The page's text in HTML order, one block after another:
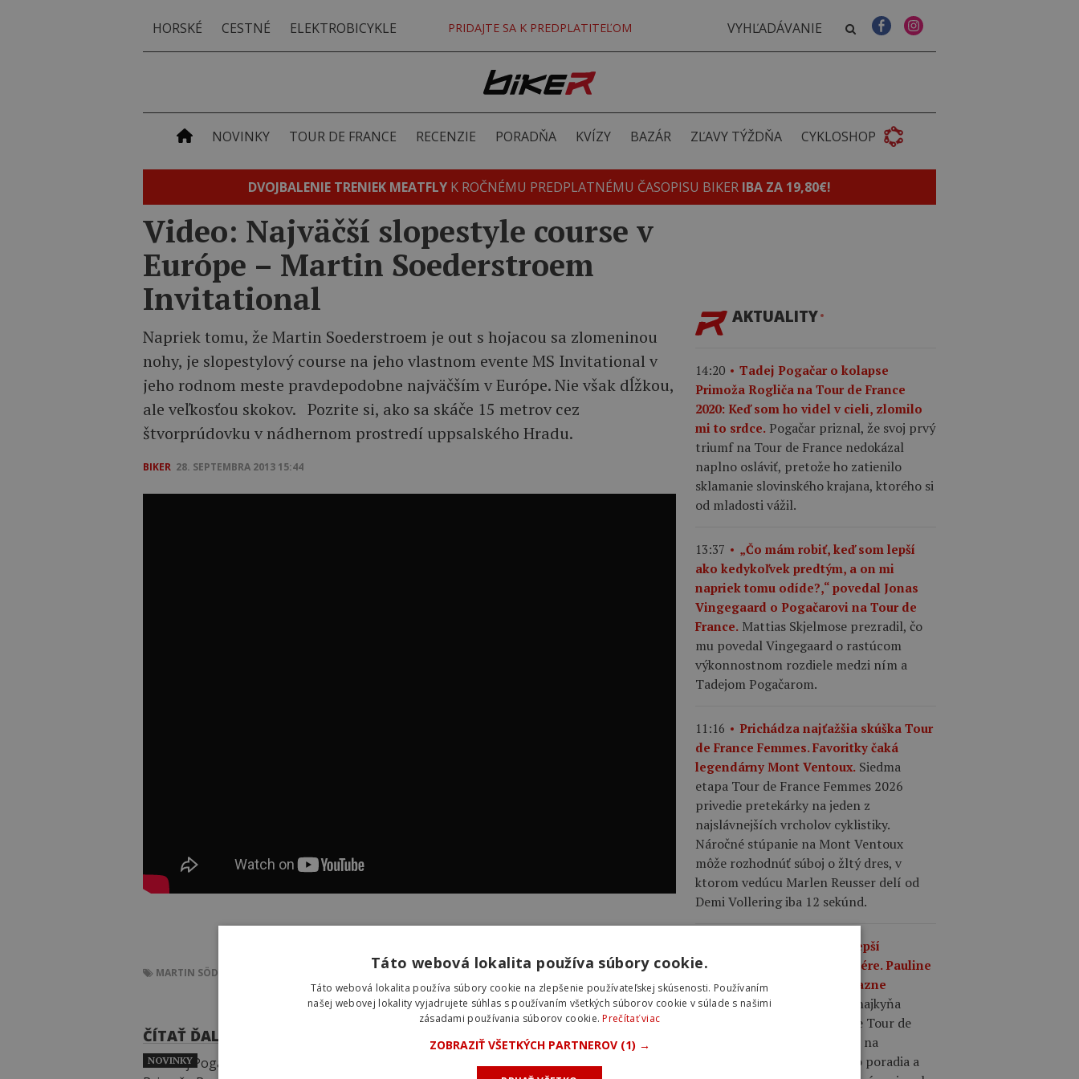
HORSKÉ CESTNÉ ELEKTROBICYKLE PRIDAJTE SA K PREDPLATITEĽOM
NOVINKY TOUR DE FRANCE RECENZIE PORADŇA KVÍZY BAZÁR ZĽAVY TÝŽDŇA CYKLOSHOP
DVOJBALENIE TRENIEK MEATFLY K ROČNÉMU PREDPLATNÉMU ČASOPISU BIKER IBA ZA 19,80€!
Video: Najväčší slopestyle course v
Európe – Martin Soederstroem
Invitational
Napriek tomu, že Martin Soederstroem je out s hojacou sa zlomeninou
nohy, je slopestylový course na jeho vlastnom evente MS Invitational v
jeho rodnom meste pravdepodobne najväčším v Európe. Nie však dĺžkou,
ale veľkosťou skokov. Pozrite si, ako sa skáče 15 metrov cez
štvorprúdovku v nádhernom prostredí uppsalského Hradu.
BIKER 28. SEPTEMBRA 2013 15:44
MARTIN SÖDERSTRÖM MS INVITATIONAL 2013 MS INVITATIONAL UPPSALA
ČÍTAŤ ĎALEJ
NOVINKY
AKTUALITY
14:20
Tadej Pogačar o kolapse
Primoža Rogliča na Tour de France
2020: Keď som ho videl v cieli, zlomilo
mi to srdce. Pogačar priznal, že svoj prvý
triumf na Tour de France nedokázal
naplno osláviť, pretože ho zatienilo
sklamanie slovinského krajana, ktorého si
od mladosti vážil.
13:37
„Čo mám robiť, keď som lepší
ako kedykoľvek predtým, a on mi
napriek tomu odíde?,“ povedal Jonas
Vingegaard o Pogačarovi na Tour de
France. Mattias Skjelmose prezradil, čo
mu povedal Vingegaard o rastúcom
výkonnostnom rozdiele medzi ním a
Tadejom Pogačarom.
11:16
Prichádza najťažšia skúška Tour
de France Femmes. Favoritky čaká
legendárny Mont Ventoux. Siedma
etapa Tour de France Femmes 2026
privedie pretekárky na jeden z
najslávnejších vrcholov cyklistiky.
Náročné stúpanie na Mont Ventoux
môže rozhodnúť súboj o žltý dres, v
ktorom vedúcu Marlen Reusser delí od
Demi Vollering iba 12 sekúnd.
Nestačil jej ani najlepší
desaťminútový výkon v kariére. Pauline
Ferrand-Prévot na Tour výrazne
zaostáva za súperkami.
Obhajkyňa
prvenstva sa po šiestej etape Tour de
France Femmes nachádza až na
pätnástom mieste celkového poradia a
Táto webová lokalita používa súbory cookie.
Táto webová lokalita používa súbory cookie na zlepšenie používateľskej skúsenosti. Používaním
našej webovej lokality vyjadrujete súhlas s používaním všetkých súborov cookie v súlade s našimi
zásadami používania súborov cookie.Prečítať viac
ZOBRAZIŤ VŠETKÝCH PARTNEROV (1) →